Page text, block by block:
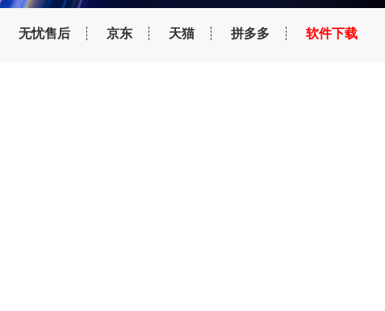
无忧售后 京东 天猫 拼多多 软件下载